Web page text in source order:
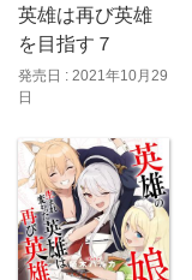
英雄は再び英雄
を目指す７
発売日 : 2021年10月29
日